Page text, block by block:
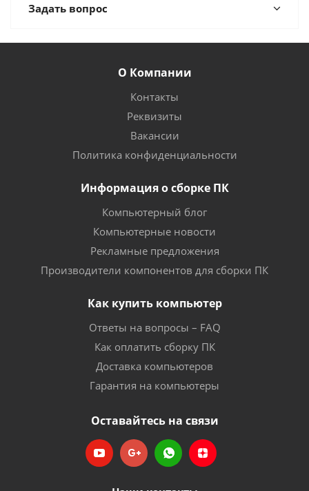
Задать вопрос
О Компании
Контакты
Реквизиты
Вакансии
Политика конфиденциальности
Информация о сборке ПК
Компьютерный блог
Компьютерные новости
Рекламные предложения
Производители компонентов для сборки ПК
Как купить компьютер
Ответы на вопросы – FAQ
Как оплатить сборку ПК
Доставка компьютеров
Гарантия на компьютеры
Оставайтесь на связи